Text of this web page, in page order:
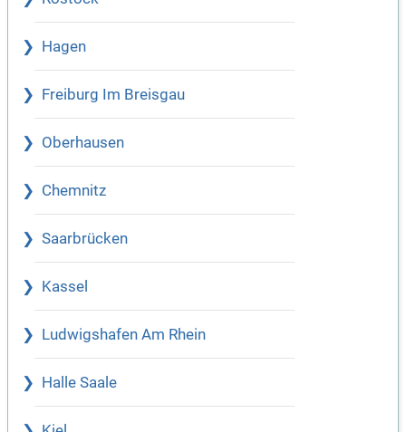
Hagen
Freiburg Im Breisgau
Oberhausen
Chemnitz
Saarbrücken
Kassel
Ludwigshafen Am Rhein
Halle Saale